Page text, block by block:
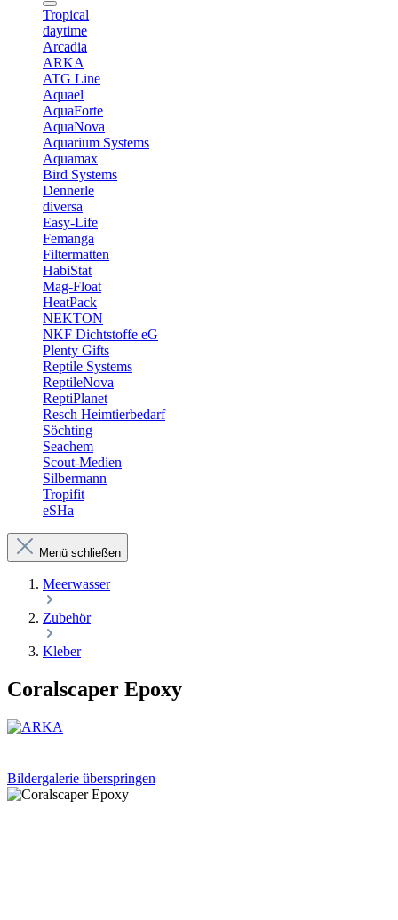
Tropical
daytime
Arcadia
ARKA
ATG Line
Aquael
AquaForte
AquaNova
Aquarium Systems
Aquamax
Bird Systems
Dennerle
diversa
Easy-Life
Femanga
Filtermatten
HabiStat
Mag-Float
HeatPack
NEKTON
NKF Dichtstoffe eG
Plenty Gifts
Reptile Systems
ReptileNova
ReptiPlanet
Resch Heimtierbedarf
Söchting
Seachem
Scout-Medien
Silbermann
Tropifit
eSHa
Menü schließen
Meerwasser
Zubehör
Kleber
Coralscaper Epoxy
Bildergalerie überspringen